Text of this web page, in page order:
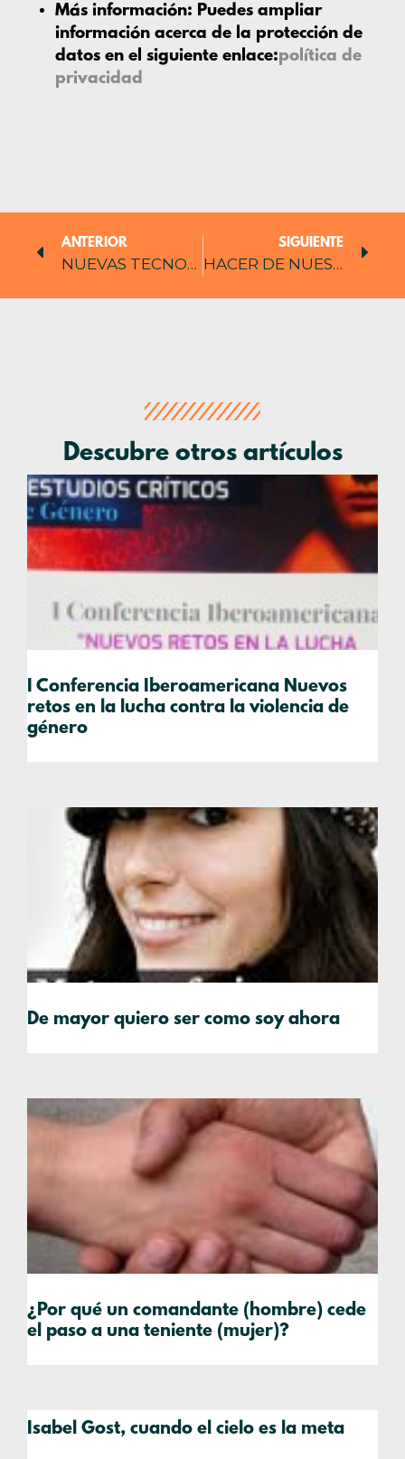
Más información: Puedes ampliar
información acerca de la protección de
datos en el siguiente enlace:política de
privacidad
ANTERIOR
NUEVAS TECNOLOGÍAS SÍ PERO
SIGUIENTE
HACER DE NUESTRA PASIÓN UNA LABOR
Descubre otros artículos
I Conferencia Iberoamericana Nuevos
retos en la lucha contra la violencia de
género
De mayor quiero ser como soy ahora
¿Por qué un comandante (hombre) cede
el paso a una teniente (mujer)?
Isabel Gost, cuando el cielo es la meta